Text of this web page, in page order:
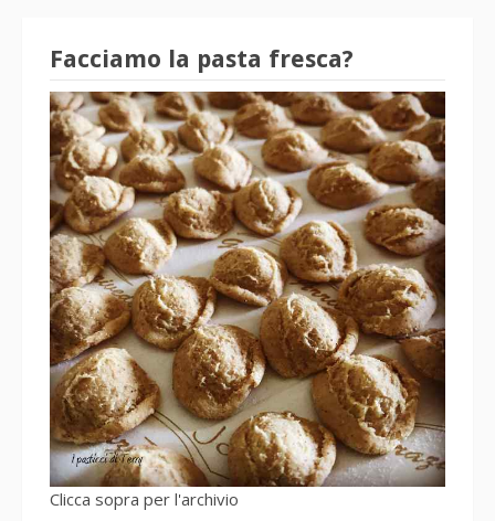
Facciamo la pasta fresca?
Clicca sopra per l'archivio